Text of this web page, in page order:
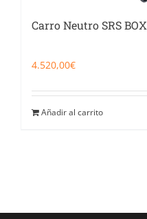
Carro Neutro SRS BOX
4.520,00€
Añadir al carrito